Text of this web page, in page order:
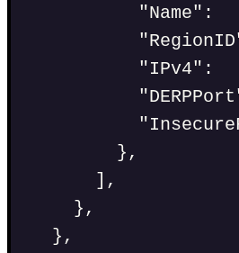
"Name" :
"RegionID
"IPv4" :
"DERPPort
"
},
],
},
},